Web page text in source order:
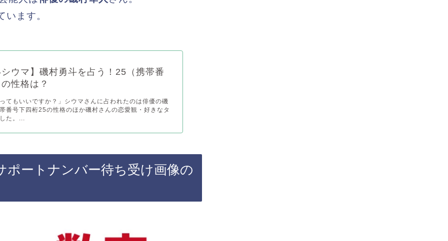
ます。
ウマ】磯村勇斗を占う！25（携帯番
性格は？
てもいいですか？」シウマさんに占われたのは俳優の磯
番号下四桁25の性格のほか磯村さんの恋愛観・好きなタ
た。...
ポートナンバー待ち受け画像の